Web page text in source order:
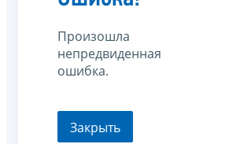
Произошла
непредвиденная
ошибка.
Закрыть